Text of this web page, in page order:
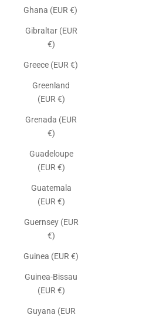
Ghana (EUR €)
Gibraltar (EUR
€)
Greece (EUR €)
Greenland
(EUR €)
Grenada (EUR
€)
Guadeloupe
(EUR €)
Guatemala
(EUR €)
Guernsey (EUR
€)
Guinea (EUR €)
Guinea-Bissau
(EUR €)
Guyana (EUR